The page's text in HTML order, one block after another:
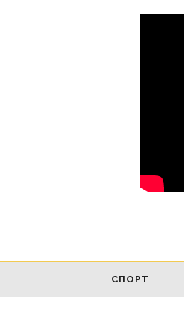
СПОРТ